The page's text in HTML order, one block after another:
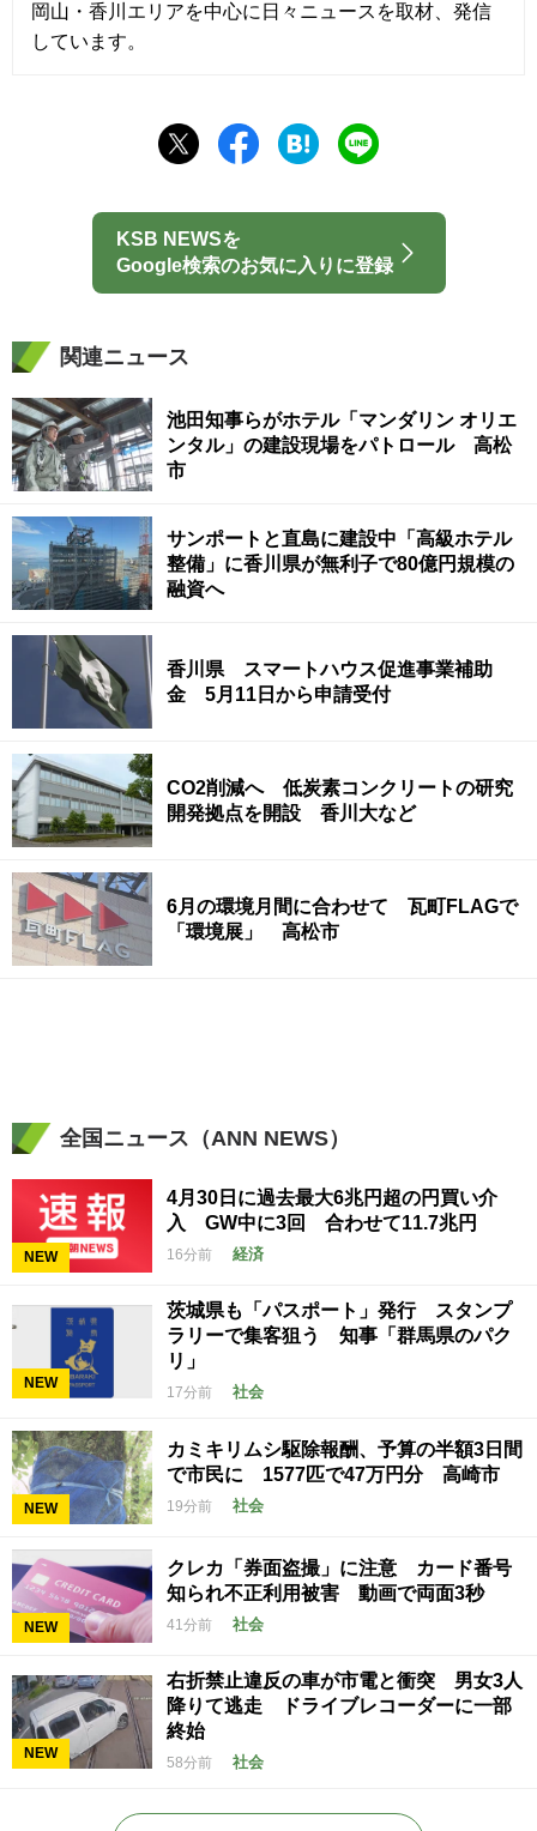
岡山・香川エリアを中心に日々ニュースを取材、発信
しています。
KSB NEWSを
Google検索のお気に入りに登録
関連ニュース
池田知事らがホテル「マンダリン オリエ
ンタル」の建設現場をパトロール 高松
市
サンポートと直島に建設中「高級ホテル
整備」に香川県が無利子で80億円規模の
融資へ
香川県 スマートハウス促進事業補助
金 5月11日から申請受付
CO2削減へ 低炭素コンクリートの研究
開発拠点を開設 香川大など
6月の環境月間に合わせて 瓦町FLAGで
「環境展」 高松市
全国ニュース（ANN NEWS）
NEW
4月30日に過去最大6兆円超の円買い介
入 GW中に3回 合わせて11.7兆円
16分前 経済
NEW
茨城県も「パスポート」発行 スタンプ
ラリーで集客狙う 知事「群馬県のパク
リ」
17分前 社会
NEW
カミキリムシ駆除報酬、予算の半額3日間
で市民に 1577匹で47万円分 高崎市
19分前 社会
NEW
クレカ「券面盗撮」に注意 カード番号
知られ不正利用被害 動画で両面3秒
41分前 社会
NEW
右折禁止違反の車が市電と衝突 男女3人
降りて逃走 ドライブレコーダーに一部
終始
58分前 社会